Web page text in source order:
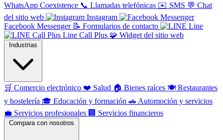
WhatsApp Coexistence 📞 Llamadas telefónicas ✉️ SMS 💬 Chat
del sitio web
Instagram
Facebook Messenger 📝 Formularios de contacto
Line
Line Call Plus 🧩 Widget del sitio web
Industrias
🛒 Comercio electrónico ❤️ Salud 🏠 Bienes raíces 🍽️ Restaurantes
y hostelería 🎓 Educación y formación 🚗 Automoción y servicios
💼 Servicios profesionales 🏢 Servicios financieros
Compara con nosotros